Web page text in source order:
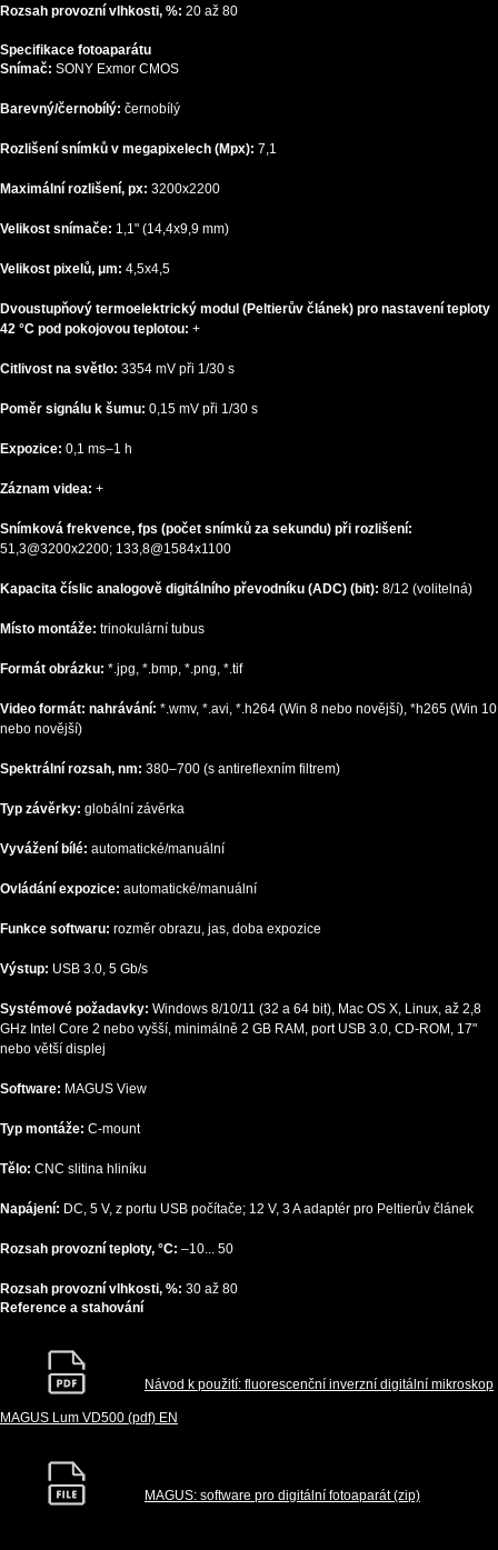
Rozsah provozní vlhkosti, %: 20 až 80
Specifikace fotoaparátu
Snímač: SONY Exmor CMOS
Barevný/černobílý: černobílý
Rozlišení snímků v megapixelech (Mpx): 7,1
Maximální rozlišení, px: 3200x2200
Velikost snímače: 1,1" (14,4x9,9 mm)
Velikost pixelů, μm: 4,5x4,5
Dvoustupňový termoelektrický modul (Peltierův článek) pro nastavení teploty
42 °C pod pokojovou teplotou: +
Citlivost na světlo: 3354 mV při 1/30 s
Poměr signálu k šumu: 0,15 mV při 1/30 s
Expozice: 0,1 ms–1 h
Záznam videa: +
Snímková frekvence, fps (počet snímků za sekundu) při rozlišení:
51,3@3200x2200; 133,8@1584x1100
Kapacita číslic analogově digitálního převodníku (ADC) (bit): 8/12 (volitelná)
Místo montáže: trinokulární tubus
Formát obrázku: *.jpg, *.bmp, *.png, *.tif
Video formát: nahrávání: *.wmv, *.avi, *.h264 (Win 8 nebo novější), *h265 (Win 10
nebo novější)
Spektrální rozsah, nm: 380–700 (s antireflexním filtrem)
Typ závěrky: globální závěrka
Vyvážení bílé: automatické/manuální
Ovládání expozice: automatické/manuální
Funkce softwaru: rozměr obrazu, jas, doba expozice
Výstup: USB 3.0, 5 Gb/s
Systémové požadavky: Windows 8/10/11 (32 a 64 bit), Mac OS X, Linux, až 2,8
GHz Intel Core 2 nebo vyšší, minimálně 2 GB RAM, port USB 3.0, CD-ROM, 17"
nebo větší displej
Software: MAGUS View
Typ montáže: C-mount
Tělo: CNC slitina hliníku
Napájení: DC, 5 V, z portu USB počítače; 12 V, 3 A adaptér pro Peltierův článek
Rozsah provozní teploty, °C: –10... 50
Rozsah provozní vlhkosti, %: 30 až 80
Reference a stahování
Návod k použití: fluorescenční inverzní digitální mikroskop
MAGUS Lum VD500 (pdf) EN
MAGUS: software pro digitální fotoaparát (zip)